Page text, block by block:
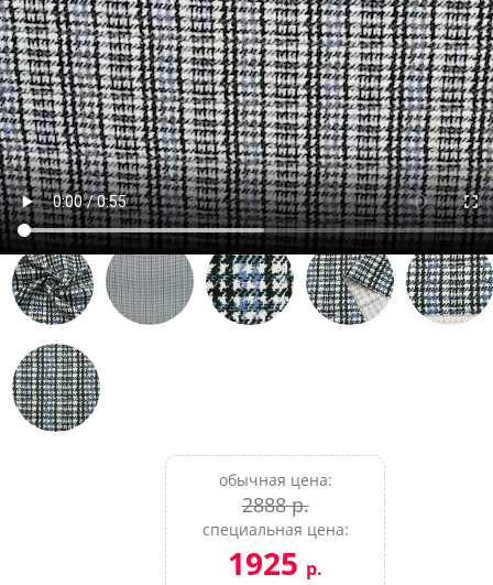
Артикул:010213| Место: A
обычная цена:
2888 р.
специальная цена:
1925 р.